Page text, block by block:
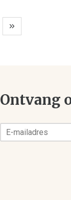
Ontvang